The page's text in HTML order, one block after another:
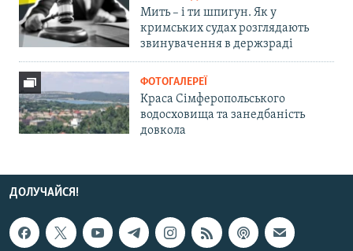
Мить – і ти шпигун. Як у
кримських судах розглядають
звинувачення в держзраді
ФОТОГАЛЕРЕЇ
Краса Сімферопольського
водосховища та занедбаність
довкола
ДОЛУЧАЙСЯ!